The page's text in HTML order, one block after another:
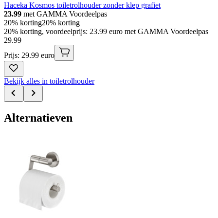
Haceka Kosmos toiletrolhouder zonder klep grafiet
23.99 met GAMMA Voordeelpas
20% korting20% korting
20% korting, voordeelprijs: 23.99 euro met GAMMA Voordeelpas
29.99
Prijs: 29.99 euro
Bekijk alles in toiletrolhouder
Alternatieven